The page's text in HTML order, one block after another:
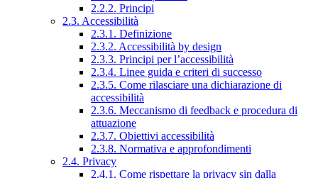
2.2.2. Principi
2.3. Accessibilità
2.3.1. Definizione
2.3.2. Accessibilità by design
2.3.3. Principi per l’accessibilità
2.3.4. Linee guida e criteri di successo
2.3.5. Come rilasciare una dichiarazione di
accessibilità
2.3.6. Meccanismo di feedback e procedura di
attuazione
2.3.7. Obiettivi accessibilità
2.3.8. Normativa e approfondimenti
2.4. Privacy
2.4.1. Come rispettare la privacy sin dalla